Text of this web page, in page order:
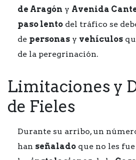
de Aragón y Avenida
paso lento del tráfico se
de personas y vehículos
de la peregrinación.
Limitaciones y
de Fieles
Durante su arribo, un
han señalado que no les